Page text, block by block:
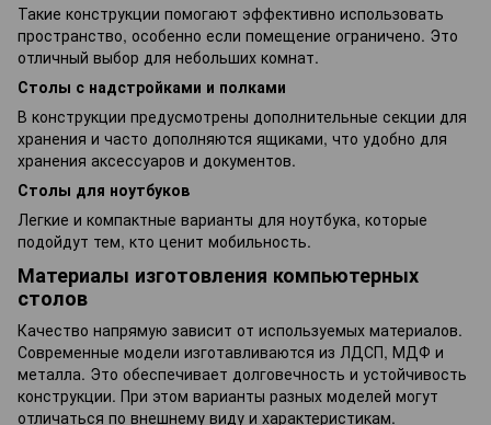
Такие конструкции помогают эффективно использовать
пространство, особенно если помещение ограничено. Это
отличный выбор для небольших комнат.
Столы с надстройками и полками
В конструкции предусмотрены дополнительные секции для
хранения и часто дополняются ящиками, что удобно для
хранения аксессуаров и документов.
Столы для ноутбуков
Легкие и компактные варианты для ноутбука, которые
подойдут тем, кто ценит мобильность.
Материалы изготовления компьютерных
столов
Качество напрямую зависит от используемых материалов.
Современные модели изготавливаются из ЛДСП, МДФ и
металла. Это обеспечивает долговечность и устойчивость
конструкции. При этом варианты разных моделей могут
отличаться по внешнему виду и характеристикам.